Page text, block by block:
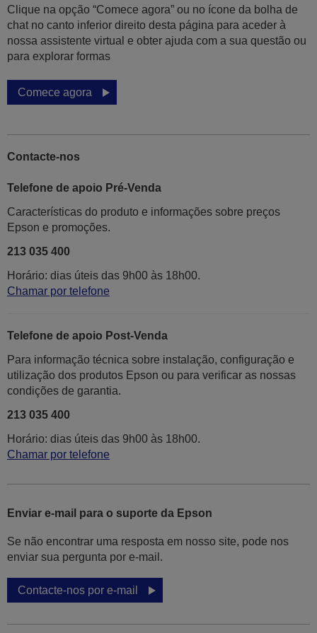
Clique na opção “Comece agora” ou no ícone da bolha de
chat no canto inferior direito desta página para aceder à
nossa assistente virtual e obter ajuda com a sua questão ou
para explorar formas
Comece agora
Contacte-nos
Telefone de apoio Pré-Venda
Características do produto e informações sobre preços
Epson e promoções.
213 035 400
Horário: dias úteis das 9h00 às 18h00.
Chamar por telefone
Telefone de apoio Post-Venda
Para informação técnica sobre instalação, configuração e
utilização dos produtos Epson ou para verificar as nossas
condições de garantia.
213 035 400
Horário: dias úteis das 9h00 às 18h00.
Chamar por telefone
Enviar e-mail para o suporte da Epson
Se não encontrar uma resposta em nosso site, pode nos
enviar sua pergunta por e-mail.
Contacte-nos por e-mail